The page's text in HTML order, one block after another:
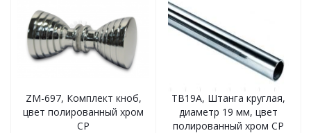
ZM-697, Комплект кноб,
цвет полированный хром
CP
TB19A, Штанга круглая,
диаметр 19 мм, цвет
полированный хром CP